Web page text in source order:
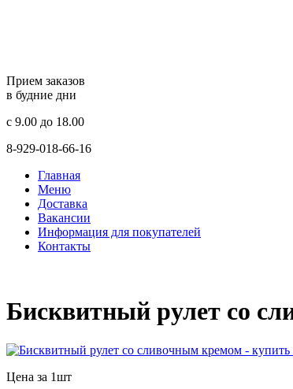
Прием заказов
в будние дни
c 9.00 до 18.00
8-929-018-66-16
Главная
Меню
Доставка
Вакансии
Информация для покупателей
Контакты
Бисквитный рулет со
Цена за 1шт